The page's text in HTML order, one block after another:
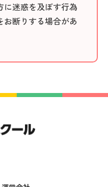
に迷惑を及ぼす行為
断りする場合があ